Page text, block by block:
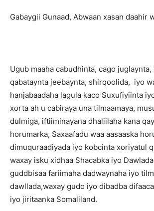
Gabaygii Gunaad, Abwaan xasan daahir
Ugub maaha cabudhinta, cago
qabataynta jeebaynta, shirqoolida, iyo
hanjabaadaha lagula kaco Suxufiyiinta
xorta ah u cabiraya una tilmaamaya,
dulmiga, iftiiminayana dhaliilaha kana
horumarka, Saxaafadu waa aasaaska
dimuquraadiyada iyo kobcinta xoriyatul
waxay isku xidhaa Shacabka iyo
guddbisaa fariimaha dadwaynaha iyo
dawllada,waxay gudo iyo dibadba
iyo jiritaanka Somaliland.